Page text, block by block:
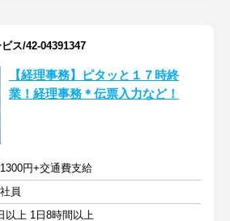
ス/42-04391347
【経理事務】ピタッと１７時終
業！経理事務＊伝票入力など！
円+交通費支給
員
以上 1日8時間以上